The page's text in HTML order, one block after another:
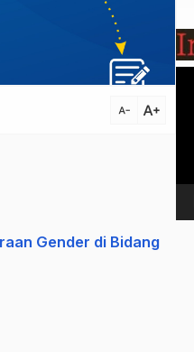
text_decrease text_increase
Gender di Bidang